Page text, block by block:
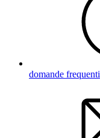
domande frequenti